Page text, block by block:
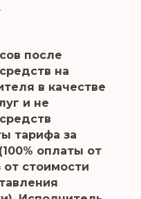
после
на
в качестве
и не
тарифа за
оплаты от
стоимости